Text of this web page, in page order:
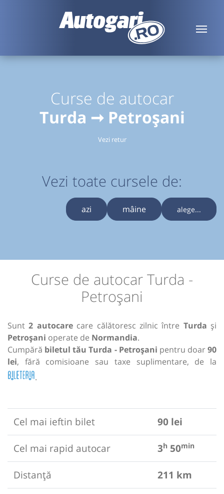
Curse de autocar
Turda ➞ Petroșani
Vezi retur
Vezi toate cursele de:
azi mâine alege...
Curse de autocar Turda -
Petroșani
Sunt2 autocarecare călătoresc zilnic între Turda și
Petroșani operate de Normandia.
Cumpără biletul tău Turda - Petroșani pentru doar90
lei, fără comisioane sau taxe suplimentare, de la
.
Cel mai ieftin bilet
90 lei
Cel mai rapid autocar
3h 50min
Distanță
211 km